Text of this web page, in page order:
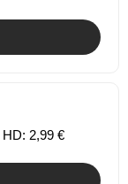
2,99 €